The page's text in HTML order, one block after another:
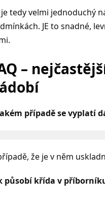
je tedy velmi jednoduchý
JE to snadné,
–
případě se vyplatí
že je v něm
působí křída v